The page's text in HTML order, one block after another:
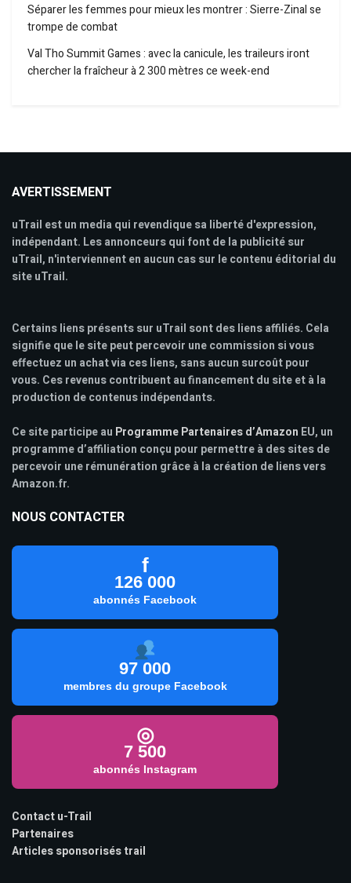
Séparer les femmes pour mieux les montrer : Sierre-Zinal se
trompe de combat
Val Tho Summit Games : avec la canicule, les traileurs iront
chercher la fraîcheur à 2 300 mètres ce week-end
AVERTISSEMENT
uTrail est un media qui revendique sa liberté d'expression,
indépendant. Les annonceurs qui font de la publicité sur
uTrail, n'interviennent en aucun cas sur le contenu éditorial du
site uTrail.
Certains liens présents sur uTrail sont des liens affiliés. Cela
signifie que le site peut percevoir une commission si vous
effectuez un achat via ces liens, sans aucun surcoût pour
vous. Ces revenus contribuent au financement du site et à la
production de contenus indépendants.
Ce site participe au Programme Partenaires d’Amazon EU, un
programme d’affiliation conçu pour permettre à des sites de
percevoir une rémunération grâce à la création de liens vers
Amazon.fr.
NOUS CONTACTER
f
126 000
abonnés Facebook
97 000
membres du groupe Facebook
◎
7 500
abonnés Instagram
Contact u-Trail
Partenaires
Articles sponsorisés trail